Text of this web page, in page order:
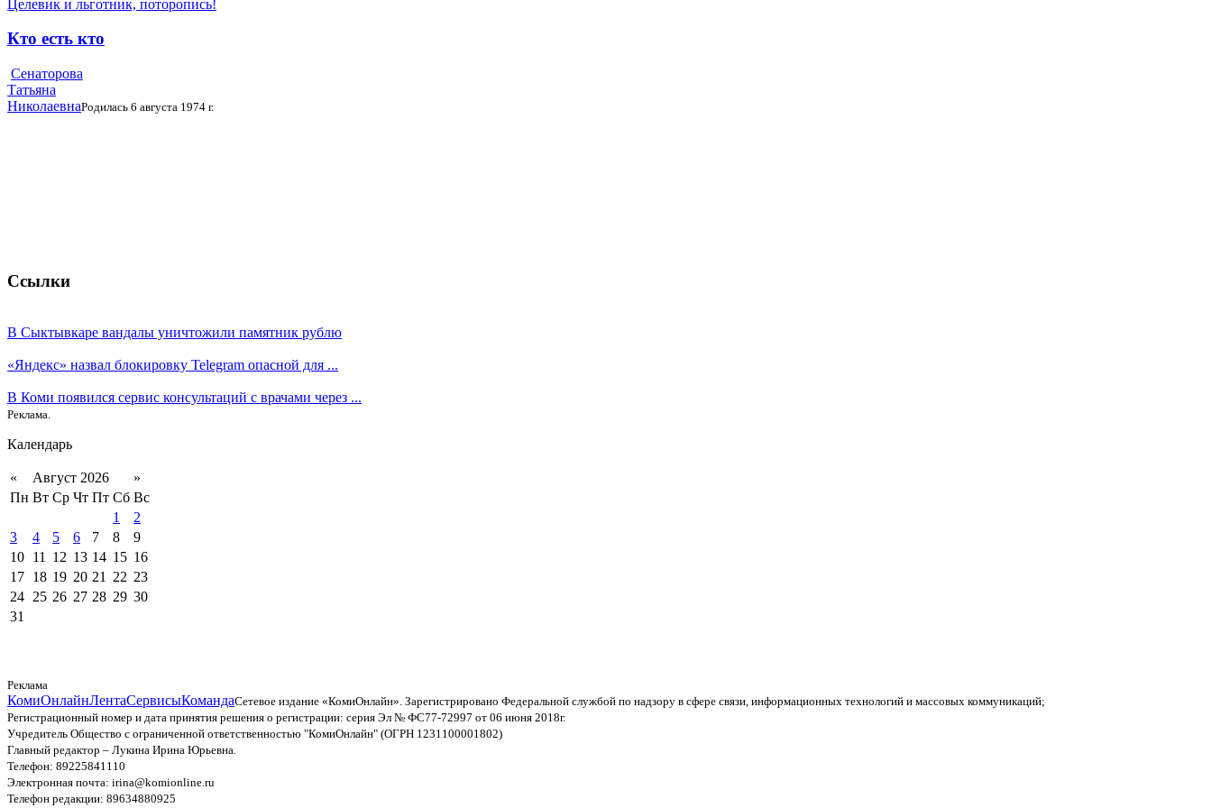
Целевик и льготник, поторопись!
Кто есть кто
Сенаторова
Татьяна
НиколаевнаРодилась 6 августа 1974 г.
Ссылки
В Сыктывкаре вандалы уничтожили памятник рублю
«Яндекс» назвал блокировку Telegram опасной для ...
В Коми появился сервис консультаций с врачами через ...
Реклама.
Календарь
« Август 2026
»
Пн Вт Ср Чт Пт Сб Вс
1
2
3
4 5 6 7 8
9
10 11 12 13 14 15 16
17 18 19 20 21 22 23
24 25 26 27 28 29 30
31
Реклама
КомиОнлайнЛентаСервисыКомандаСетевое издание «КомиОнлайн». Зарегистрировано Федеральной службой по надзору в сфере связи, информационных технологий и массовых коммуникаций;
Регистрационный номер и дата принятия решения о регистрации: серия Эл № ФС77-72997 от 06 июня 2018г.
Учредитель Общество с ограниченной ответственностью "КомиОнлайн" (ОГРН 1231100001802)
Главный редактор – Лукина Ирина Юрьевна.
Телефон: 89225841110
Электронная почта: irina@komionline.ru
Телефон редакции: 89634880925